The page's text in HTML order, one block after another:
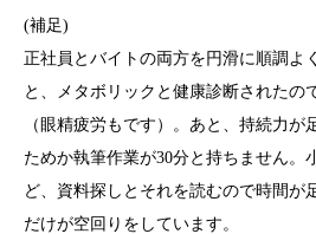
(補足)
正社員とバイトの両方を円滑に順調よ
と、メタボリックと健康診断されたの
（眼精疲労もです）。あと、持続力
ためか執筆作業が30分と持ちません。
ど、資料探しとそれを読むので時間が
だけが空回りをしています。